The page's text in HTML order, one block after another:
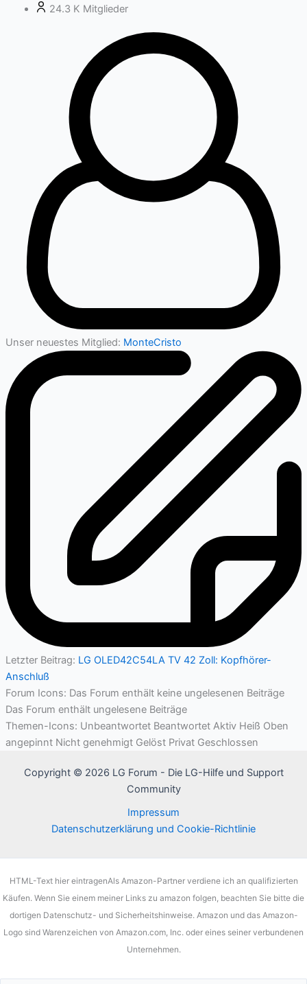
24.3 K Mitglieder
Unser neuestes Mitglied: MonteCristo
Letzter Beitrag: LG OLED42C54LA TV 42 Zoll: Kopfhörer-
Anschluß
Forum Icons: Das Forum enthält keine ungelesenen Beiträge
Das Forum enthält ungelesene Beiträge
Themen-Icons: Unbeantwortet Beantwortet Aktiv Heiß Oben
angepinnt Nicht genehmigt Gelöst Privat Geschlossen
Copyright © 2026 LG Forum - Die LG-Hilfe und Support
Community
Impressum
Datenschutzerklärung und Cookie-Richtlinie
HTML-Text hier eintragenAls Amazon-Partner verdiene ich an qualifizierten
Käufen. Wenn Sie einem meiner Links zu amazon folgen, beachten Sie bitte die
dortigen Datenschutz- und Sicherheitshinweise. Amazon und das Amazon-
Logo sind Warenzeichen von Amazon.com, Inc. oder eines seiner verbundenen
Unternehmen.